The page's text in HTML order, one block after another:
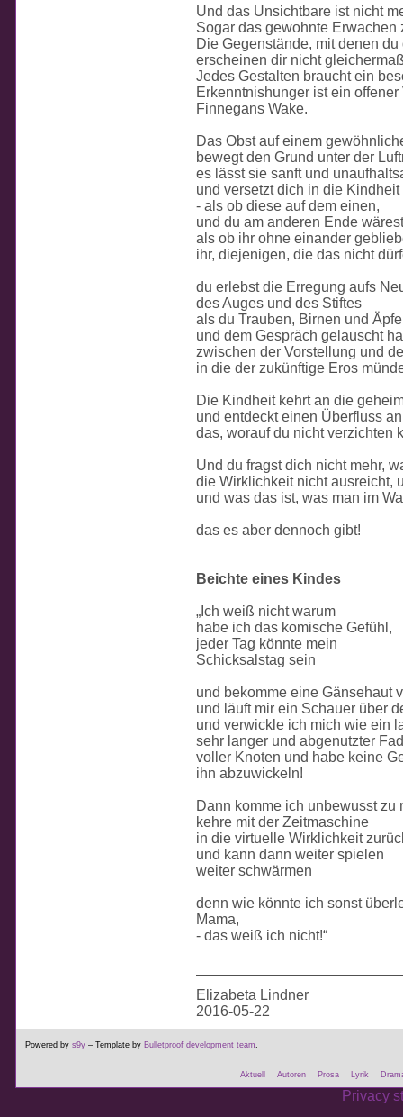
Und das Unsichtbare ist nicht
Sogar das gewohnte Erwachen
Die Gegenstände, mit denen
erscheinen dir nicht
Jedes Gestalten braucht ein
Erkenntnishunger ist ein offener
Finnegans Wake.
Das Obst auf einem
bewegt den Grund unter der
es lässt sie sanft und
und versetzt dich in die Kindheit
- als ob diese auf dem einen,
und du am anderen Ende wärest
als ob ihr ohne einander
ihr, diejenigen, die das nicht
du erlebst die Erregung aufs
des Auges und des Stiftes
als du Trauben, Birnen und
und dem Gespräch gelauscht
zwischen der Vorstellung und
in die der zukünftige Eros
Die Kindheit kehrt an die
und entdeckt einen Überfluss
das, worauf du nicht verzichten
Und du fragst dich nicht mehr,
die Wirklichkeit nicht ausreicht,
und was das ist, was man im
das es aber dennoch gibt!
Beichte eines Kindes
„Ich weiß nicht warum
habe ich das komische Gefühl,
jeder Tag könnte mein
Schicksalstag sein
und bekomme eine Gänsehaut
und läuft mir ein Schauer über
und verwickle ich mich wie ein
sehr langer und abgenutzter
voller Knoten und habe keine
ihn abzuwickeln!
Dann komme ich unbewusst zu
kehre mit der Zeitmaschine
in die virtuelle Wirklichkeit
und kann dann weiter spielen
weiter schwärmen
denn wie könnte ich sonst
Mama,
- das weiß ich nicht!“
Elizabeta Lindner
2016-05-22
Powered by s9y – Template by Bulletproof development team.
Aktuell Autoren Prosa Lyrik
Privacy